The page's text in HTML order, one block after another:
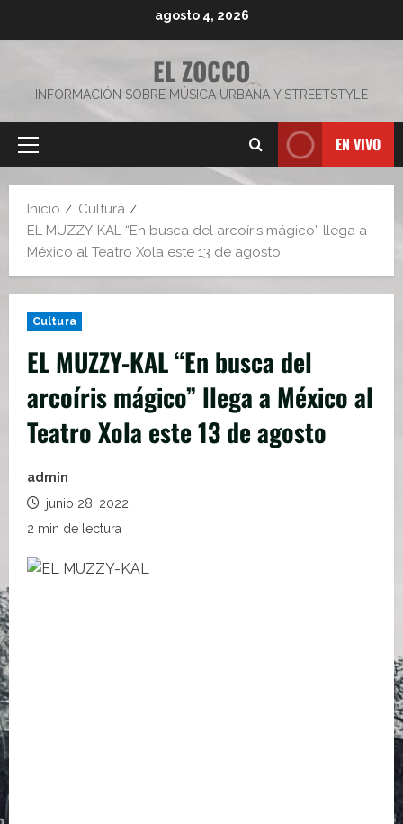
agosto 4, 2026
EL ZOCCO
INFORMACIÓN SOBRE MÚSICA URBANA Y STREETSTYLE
Menú
EN VIVO
Inicio
Cultura
EL MUZZY-KAL “En busca del arcoíris mágico” llega a
México al Teatro Xola este 13 de agosto
Cultura
EL MUZZY-KAL “En busca del
arcoíris mágico” llega a México al
Teatro Xola este 13 de agosto
admin
junio 28, 2022
2 min de lectura